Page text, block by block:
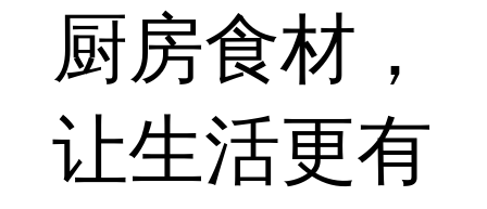
厨房食材，
让生活更有